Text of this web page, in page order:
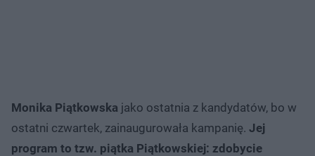
Monika Piątkowska jako ostatnia z kandydatów, bo w
ostatni czwartek, zainaugurowała kampanię. Jej
program to tzw. piątka Piątkowskiej: zdobycie